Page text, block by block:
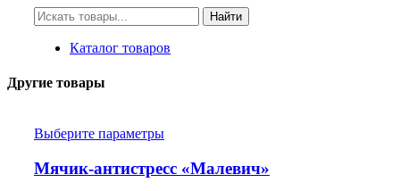
Искать:
Найти
Каталог товаров
Другие товары
Выберите параметры
Мячик-антистресс «Малевич»